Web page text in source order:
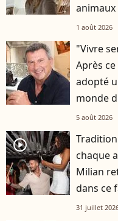
animaux
1 août 2026
"Vivre
Après
adopté
monde
5 août 2026
player2
chaque
Milian
dans ce
31 juillet